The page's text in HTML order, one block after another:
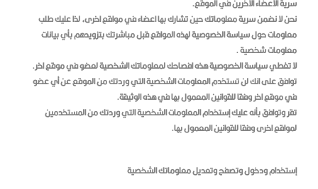
سرية الاعضاء الاخرين في الموقع.
نحن لا نضمن سرية معلوماتك حين تشارك بها اعضاء في مواقع اخرى، لذا عليك طلب
معلومات حول سياسة الخصوصية لهذه المواقع قبل مباشرتك بتزويدهم بأي بيانات
معلومات شخصية .
لا تغطي سياسة الخصوصية هذه افصاحك لمعلوماتك الشخصية لعضو في موقع اخر.
توافق على انك لن تستخدم المعلومات الشخصية التي وردتك من الموقع عن أي عضو
في موقع اخر وفقا للقوانين المعمول بها في هذه الوثيقة.
تقر وتوافق بأنه عليك إستخدام المعلومات الشخصية التي وردتك من المستخدمين
لمواقع اخرى وفقا للقوانين المعمول بها.
إستخدام ودخول وتصفح وتعديل معلوماتك الشخصية